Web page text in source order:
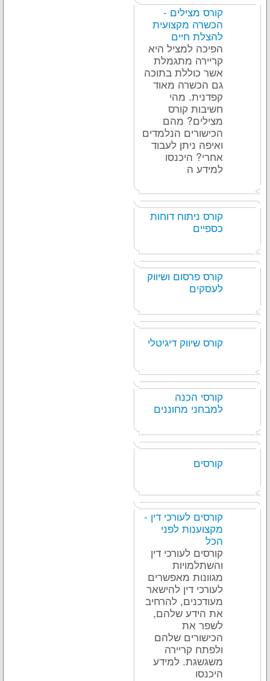
קורס מצילים -
הכשרה מקצועית
להצלת חיים
הפיכה למציל היא
קריירה מתגמלת
אשר כוללת בתוכה
גם הכשרה מאוד
קפדנית. מהי
חשיבות קורס
מצילים? מהם
הכישורים הנלמדים
ואיפה ניתן לעבוד
אחרי? היכנסו
למידע ה
קורס ניתוח דוחות
כספיים
קורס פרסום ושיווק
לעסקים
קורס שיווק דיגיטלי
קורסי הכנה
למבחני מחוננים
קורסים
קורסים לעורכי דין -
מקצוענות לפני
הכל
קורסים לעורכי דין
והשתלמויות
מגוונות מאפשרים
לעורכי דין להישאר
מעודכנים, להרחיב
את הידע שלהם,
לשפר את
הכישורים שלהם
ולפתח קריירה
משגשגת. למידע
היכנסו